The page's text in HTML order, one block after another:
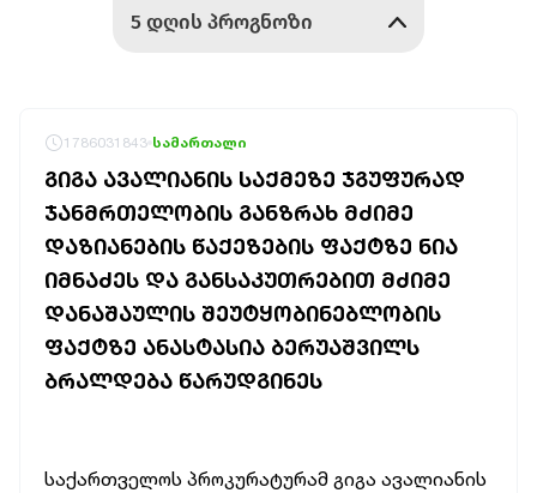
1786031843 სამართალი
ᲒᲘᲒᲐ ᲐᲕᲐᲚᲘᲐᲜᲘᲡ ᲡᲐᲥᲛᲔᲖᲔ ᲯᲒᲣᲤᲣᲠᲐᲓ
ᲯᲐᲜᲛᲠᲗᲔᲚᲝᲑᲘᲡ ᲒᲐᲜᲖᲠᲐᲮ ᲛᲫᲘᲛᲔ
ᲓᲐᲖᲘᲐᲜᲔᲑᲘᲡ ᲬᲐᲥᲔᲖᲔᲑᲘᲡ ᲤᲐᲥᲢᲖᲔ ᲜᲘᲐ
ᲘᲛᲜᲐᲫᲔᲡ ᲓᲐ ᲒᲐᲜᲡᲐᲙᲣᲗᲠᲔᲑᲘᲗ ᲛᲫᲘᲛᲔ
ᲓᲐᲜᲐᲨᲐᲣᲚᲘᲡ ᲨᲔᲣᲢᲧᲝᲑᲘᲜᲔᲑᲚᲝᲑᲘᲡ
ᲤᲐᲥᲢᲖᲔ ᲐᲜᲐᲡᲢᲐᲡᲘᲐ ᲑᲔᲠᲣᲐᲨᲕᲘᲚᲡ
ᲑᲠᲐᲚᲓᲔᲑᲐ ᲬᲐᲠᲣᲓᲒᲘᲜᲔᲡ
საქართველოს პროკურატურამ გიგა ავალიანის